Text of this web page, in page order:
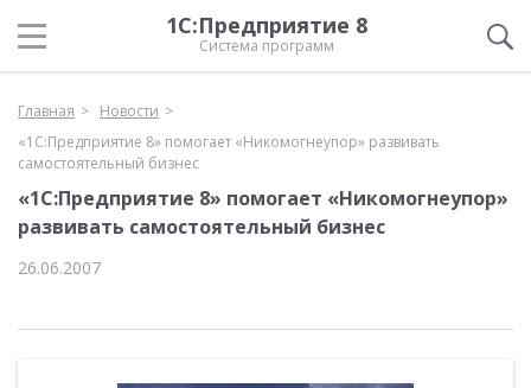
1С:Предприятие 8
Система программ
Главная
Новости
«1С:Предприятие 8» помогает «Никомогнеупор» развивать
самостоятельный бизнес
«1С:Предприятие 8» помогает «Никомогнеупор»
развивать самостоятельный бизнес
26.06.2007